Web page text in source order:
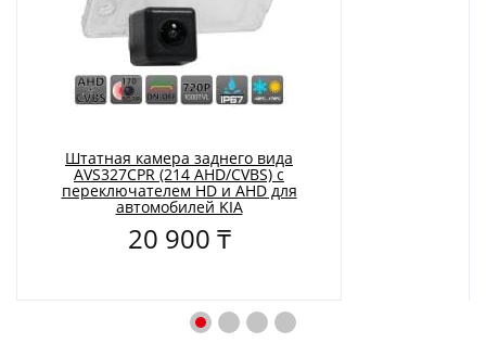
Штатная камера заднего вида
AVS327CPR (214 AHD/CVBS) с
переключателем HD и AHD для
автомобилей KIA
20 900 ₸